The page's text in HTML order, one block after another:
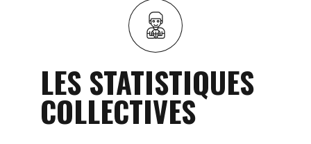
LES STATISTIQUES
COLLECTIVES